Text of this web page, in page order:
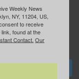
“ИЩУ СОВЕТА”
Weekly News
NY, 11204, US,
to receive
found at the
Contact. Our